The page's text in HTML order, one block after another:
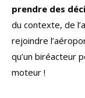
prendre des
du contexte, de
rejoindre
qu’un biréacteur
moteur !